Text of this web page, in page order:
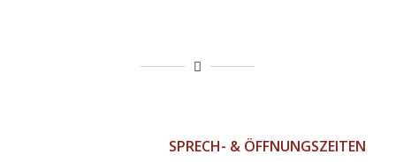
SPRECH- & ÖFFNUNGSZEITEN